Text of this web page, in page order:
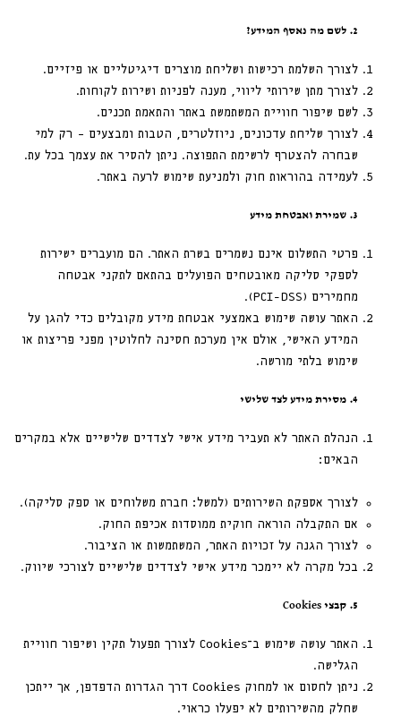
2. לשם מה נאסף המידע?
לצורך השלמת רכישות ושליחת מוצרים דיגיטליים או פיזיים.
לצורך מתן שירותי ליווי, מענה לפניות ושירות לקוחות.
לשם שיפור חוויית המשתמשת באתר והתאמת תכנים.
לצורך שליחת עדכונים, ניוזלטרים, הטבות ומבצעים – רק למי
שבחרה להצטרף לרשימת התפוצה. ניתן להסיר את עצמך בכל עת.
לעמידה בהוראות חוק ולמניעת שימוש לרעה באתר.
3. שמירת ואבטחת מידע
פרטי התשלום אינם נשמרים בשרת האתר. הם מועברים ישירות
לספקי סליקה מאובטחים הפועלים בהתאם לתקני אבטחה
מחמירים (PCI-DSS).
האתר עושה שימוש באמצעי אבטחת מידע מקובלים כדי להגן על
המידע האישי, אולם אין מערכת חסינה לחלוטין מפני פריצות או
שימוש בלתי מורשה.
4. מסירת מידע לצד שלישי
הנהלת האתר לא תעביר מידע אישי לצדדים שלישיים אלא במקרים
הבאים:
לצורך אספקת השירותים (למשל: חברת משלוחים או ספק סליקה).
אם התקבלה הוראה חוקית ממוסדות אכיפת החוק.
לצורך הגנה על זכויות האתר, המשתמשות או הציבור.
בכל מקרה לא יימכר מידע אישי לצדדים שלישיים לצורכי שיווק.
5. קבצי Cookies
האתר עושה שימוש ב־Cookies לצורך תפעול תקין ושיפור חוויית
הגלישה.
ניתן לחסום או למחוק Cookies דרך הגדרות הדפדפן, אך ייתכן
שחלק מהשירותים לא יפעלו כראוי.